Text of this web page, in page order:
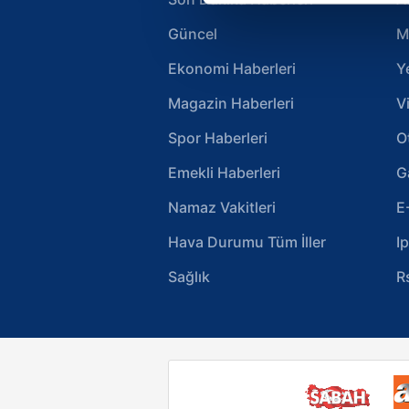
Sizlere daha iyi bir hizmet
çerezler vasıtasıyla çeşitli
amacıyla kullanılmaktadır.
reklam/pazarlama faaliyetlerinin
Çerezlere ilişkin tercihlerinizi
butonuna tıklayabilir,
Çerez
6698 sayılı Kişisel Verilerin
mevzuata uygun olarak
Güncel
Ekonomi Haberleri
Magazin Haberleri
Spor Haberleri
Emekli Haberleri
Namaz Vakitleri
Hava Durumu Tüm İller
Sağlık